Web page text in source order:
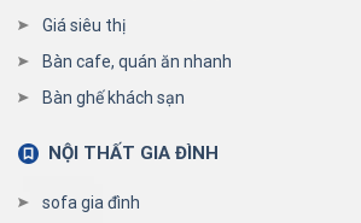
Giá siêu thị
Bàn cafe, quán ăn nhanh
Bàn ghế khách sạn
NỘI THẤT GIA ĐÌNH
sofa gia đình